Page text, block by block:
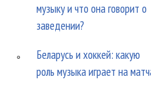
музыку и что она говорит о
заведении?
Беларусь и хоккей: какую
роль музыка играет на